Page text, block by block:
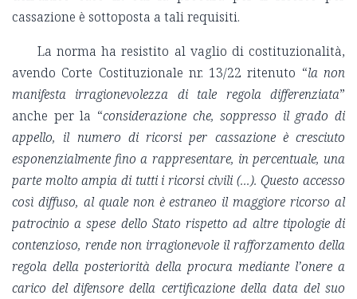
cassazione è sottoposta a tali requisiti.
La norma ha resistito al vaglio di costituzionalità,
avendo Corte Costituzionale nr. 13/22 ritenuto “la non
manifesta irragionevolezza di tale regola differenziata”
anche per la “considerazione che, soppresso il grado di
appello, il numero di ricorsi per cassazione è cresciuto
esponenzialmente fino a rappresentare, in percentuale, una
parte molto ampia di tutti i ricorsi civili (...). Questo accesso
così diffuso, al quale non è estraneo il maggiore ricorso al
patrocinio a spese dello Stato rispetto ad altre tipologie di
contenzioso, rende non irragionevole il rafforzamento della
regola della posteriorità della procura mediante l’onere a
carico del difensore della certificazione della data del suo